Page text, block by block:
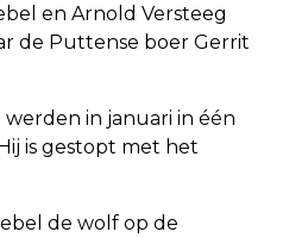
en Arnold Versteeg
de Puttense boer Gerrit
in januari in één
is gestopt met het
de wolf op de